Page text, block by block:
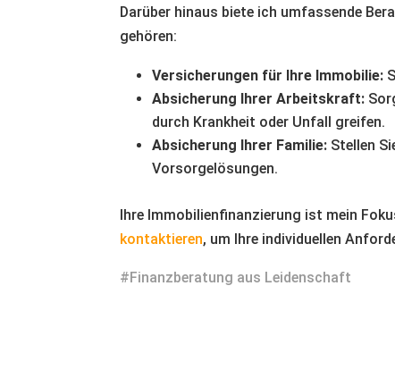
Darüber hinaus biete ich umfassende
gehören:
Versicherungen für Ihre Immobilie:
Absicherung Ihrer Arbeitskraft:
durch Krankheit oder Unfall greifen.
Absicherung Ihrer Familie: Stellen
Vorsorgelösungen.
Ihre Immobilienfinanzierung ist mein
kontaktieren, um Ihre individuellen
#Finanzberatung aus Leidenschaft